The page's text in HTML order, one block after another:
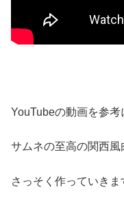
YouTubeの動画を参考
サムネの至高の関西風
さっそく作っていきま